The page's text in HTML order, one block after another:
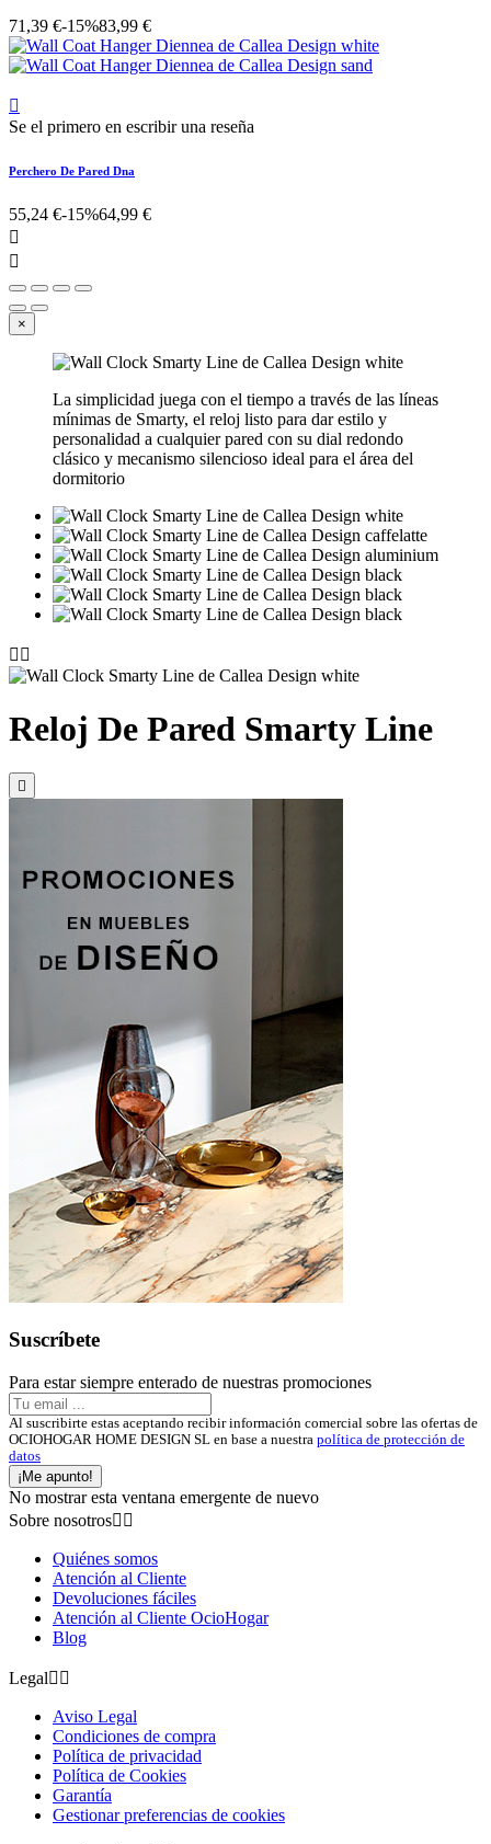
71,39 €-15%83,99 €

Se el primero en escribir una reseña
Perchero De Pared Dna
55,24 €-15%64,99 €


×
La simplicidad juega con el tiempo a través de las líneas
mínimas de Smarty, el reloj listo para dar estilo y
personalidad a cualquier pared con su dial redondo
clásico y mecanismo silencioso ideal para el área del
dormitorio
 
Reloj De Pared Smarty Line

Suscríbete
Para estar siempre enterado de nuestras promociones
Al suscribirte estas aceptando recibir información comercial sobre las ofertas de
OCIOHOGAR HOME DESIGN SL en base a nuestra política de protección de
datos
¡Me apunto!
No mostrar esta ventana emergente de nuevo
Sobre nosotros 
Quiénes somos
Atención al Cliente
Devoluciones fáciles
Atención al Cliente OcioHogar
Blog
Legal 
Aviso Legal
Condiciones de compra
Política de privacidad
Política de Cookies
Garantía
Gestionar preferencias de cookies